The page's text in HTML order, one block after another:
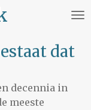
dat
decennia in
meeste